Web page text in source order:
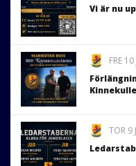
Vi är nu
FRE
TOR 9